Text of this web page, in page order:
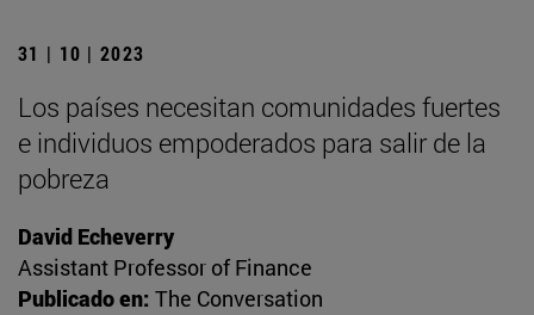
31 | 10 | 2023
Los países necesitan comunidades fuertes
e individuos empoderados para salir de la
pobreza
David Echeverry
Assistant Professor of Finance
Publicado en: The Conversation